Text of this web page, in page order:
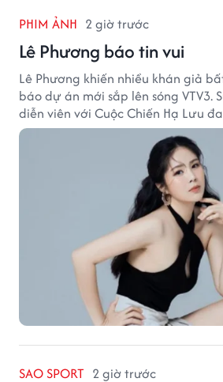
PHIM ẢNH 2 giờ trước
Lê Phương báo tin vui
Lê Phương khiến nhiều khán giả
báo dự án mới sắp lên sóng VTV3.
diễn viên với Cuộc Chiến Hạ Lưu
nhiều sự quan tâm.
SAO SPORT 2 giờ trước